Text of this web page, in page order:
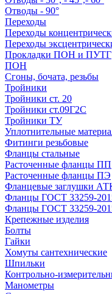
Отводы - 90°
Переходы
Переходы
Переходы
Прокладки ПОН и ПУТГ
ПОН
Сгоны, бочата, резьбы
Тройники
Тройники ст. 20
Тройники ст.09Г2С
Тройники ТУ
Уплотнительные
Фитинги резьбовые
Фланцы стальные
Расточенные фланцы ПП
Расточенные фланцы ПЭ
Фланцевые заглушки
Фланцы ГОСТ 33259-
Фланцы ГОСТ 33259-
Крепежные изделия
Болты
Гайки
Хомуты сантехнические
Шпильки
Контрольно-
Манометры